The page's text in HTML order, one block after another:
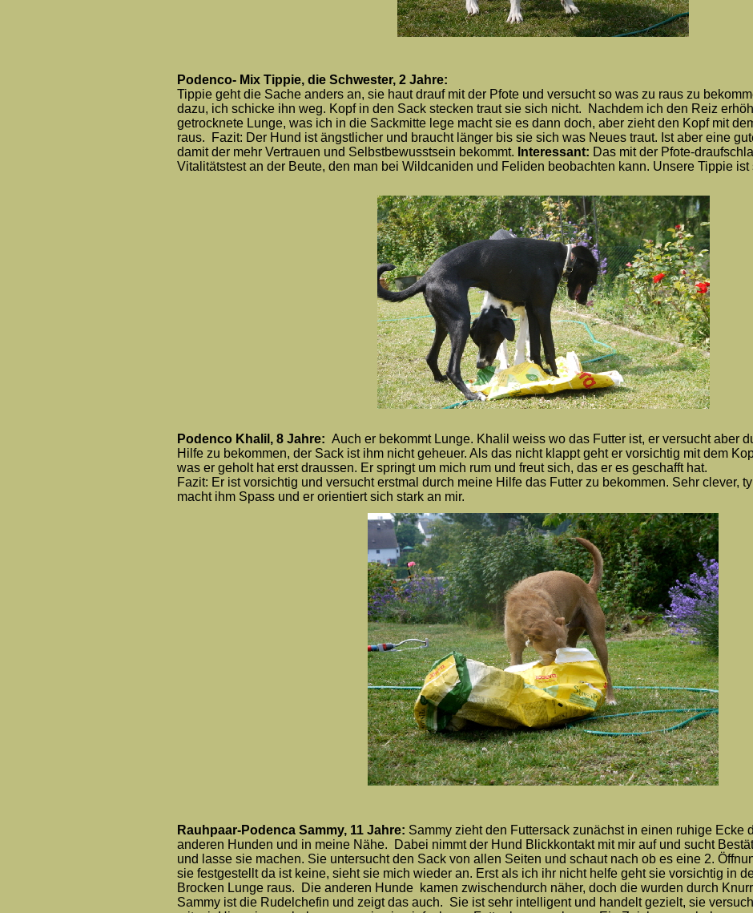
Podenco- Mix Tippie, die Schwester, 2 Jahre:
Tippie geht die Sache anders an, sie haut drauf mit der Pfote und versucht so was zu raus zu
dazu, ich schicke ihn weg. Kopf in den Sack stecken traut sie sich nicht. Nachdem ich den Reiz
getrocknete Lunge, was ich in die Sackmitte lege macht sie es dann doch, aber zieht den Kopf mit
raus. Fazit: Der Hund ist ängstlicher und braucht länger bis sie sich was Neues traut. Ist aber eine
damit der mehr Vertrauen und Selbstbewusstsein bekommt. Interessant: Das mit der Pfote-
Vitalitätstest an der Beute, den man bei Wildcaniden und Feliden beobachten kann. Unsere Tippie ist
Podenco Khalil, 8 Jahre: Auch er bekommt Lunge. Khalil weiss wo das Futter ist, er versucht aber
Hilfe zu bekommen, der Sack ist ihm nicht geheuer. Als das nicht klappt geht er vorsichtig mit dem
was er geholt hat erst draussen. Er springt um mich rum und freut sich, das er es geschafft hat.
Fazit: Er ist vorsichtig und versucht erstmal durch meine Hilfe das Futter zu bekommen. Sehr clever,
macht ihm Spass und er orientiert sich stark an mir.
Rauhpaar-Podenca Sammy, 11 Jahre: Sammy zieht den Futtersack zunächst in einen ruhige Ecke
anderen Hunden und in meine Nähe. Dabei nimmt der Hund Blickkontakt mit mir auf und sucht
und lasse sie machen. Sie untersucht den Sack von allen Seiten und schaut nach ob es eine 2.
sie festgestellt da ist keine, sieht sie mich wieder an. Erst als ich ihr nicht helfe geht sie vorsichtig in
Brocken Lunge raus. Die anderen Hunde kamen zwischendurch näher, doch die wurden durch
Sammy ist die Rudelchefin und zeigt das auch. Sie ist sehr intelligent und handelt gezielt, sie